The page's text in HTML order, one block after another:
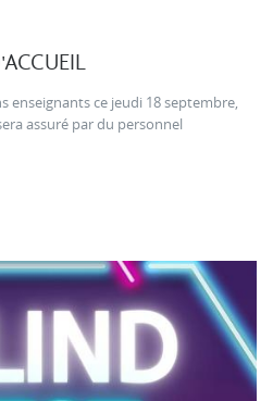
enseignants ce jeudi 18 septembre,
assuré par du personnel